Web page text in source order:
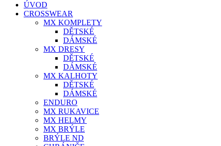
ÚVOD
CROSSWEAR
MX KOMPLETY
DĚTSKÉ
DÁMSKÉ
MX DRESY
DĚTSKÉ
DÁMSKÉ
MX KALHOTY
DĚTSKÉ
DÁMSKÉ
ENDURO
MX RUKAVICE
MX HELMY
MX BRÝLE
BRÝLE ND